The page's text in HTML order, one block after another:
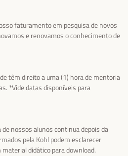
faturamento em pesquisa de novos
e renovamos o conhecimento de
têm direito a uma (1) hora de mentoria
*Vide datas disponíveis para
nossos alunos continua depois da
pela Kohl podem esclarecer
didático para download.